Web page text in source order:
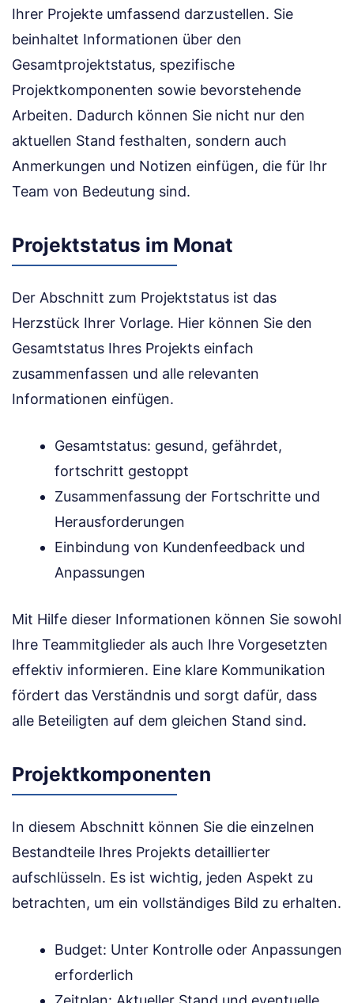
Ihrer Projekte umfassend darzustellen. Sie
beinhaltet Informationen über den
Gesamtprojektstatus, spezifische
Projektkomponenten sowie bevorstehende
Arbeiten. Dadurch können Sie nicht nur den
aktuellen Stand festhalten, sondern auch
Anmerkungen und Notizen einfügen, die für Ihr
Team von Bedeutung sind.
Projektstatus im Monat
Der Abschnitt zum Projektstatus ist das
Herzstück Ihrer Vorlage. Hier können Sie den
Gesamtstatus Ihres Projekts einfach
zusammenfassen und alle relevanten
Informationen einfügen.
Gesamtstatus: gesund, gefährdet,
fortschritt gestoppt
Zusammenfassung der Fortschritte und
Herausforderungen
Einbindung von Kundenfeedback und
Anpassungen
Mit Hilfe dieser Informationen können Sie sowohl
Ihre Teammitglieder als auch Ihre Vorgesetzten
effektiv informieren. Eine klare Kommunikation
fördert das Verständnis und sorgt dafür, dass
alle Beteiligten auf dem gleichen Stand sind.
Projektkomponenten
In diesem Abschnitt können Sie die einzelnen
Bestandteile Ihres Projekts detaillierter
aufschlüsseln. Es ist wichtig, jeden Aspekt zu
betrachten, um ein vollständiges Bild zu erhalten.
Budget: Unter Kontrolle oder Anpassungen
erforderlich